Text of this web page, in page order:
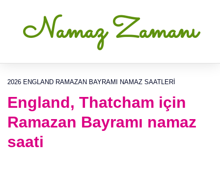
Namaz Zamanı
2026 ENGLAND RAMAZAN BAYRAMI NAMAZ SAATLERI
England, Thatcham için
Ramazan Bayramı namaz
saati